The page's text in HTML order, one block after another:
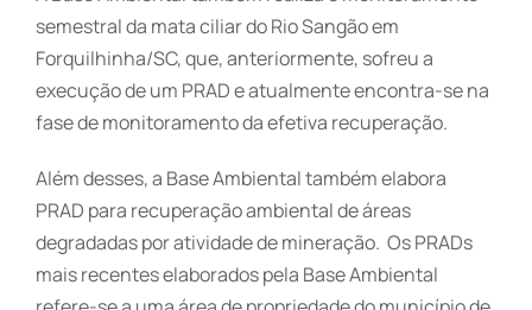
semestral da mata ciliar do Rio Sangão em
Forquilhinha/SC, que, anteriormente, sofreu a
execução de um PRAD e atualmente encontra-se na
fase de monitoramento da efetiva recuperação.
Além desses, a Base Ambiental também elabora
PRAD para recuperação ambiental de áreas
degradadas por atividade de mineração. Os PRADs
mais recentes elaborados pela Base Ambiental